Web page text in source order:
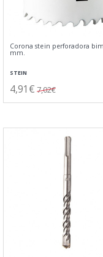
Corona stein perforadora
mm.
STEIN
4,91€ 7,02€